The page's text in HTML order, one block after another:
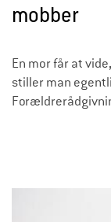
mobber
En mor får at
stiller man